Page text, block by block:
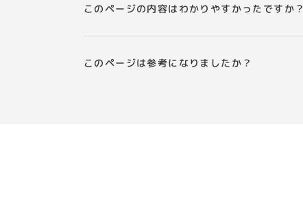
このページの内容はわかりやすかったですか？
このページは参考になりましたか？